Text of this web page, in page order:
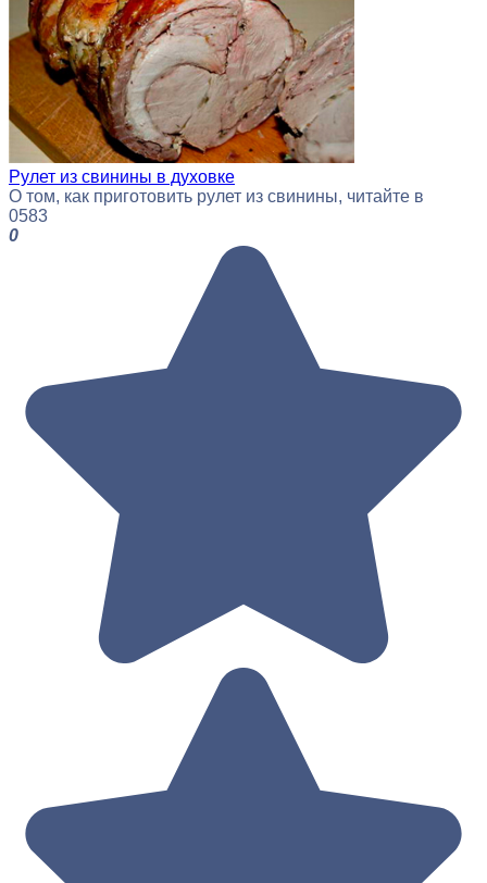
Рулет из свинины в духовке
О том, как приготовить рулет из свинины, читайте в
0583
0